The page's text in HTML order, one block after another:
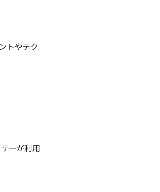
トやテク
ーが利用